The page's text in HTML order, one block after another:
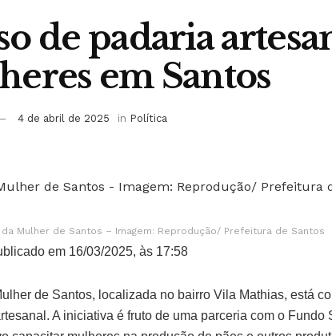
de padaria
em Santos
4 de abril de 2025 in Política
da Mulher de Santos – Imagem: Reprodução/ Prefeitura de Santos
em 16/03/2025, às 17:58
de Santos, localizada no bairro Vila Mathias, está
A iniciativa é fruto de uma parceria com o